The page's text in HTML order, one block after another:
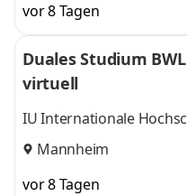
vor 8 Tagen
Duales Studium
virtuell
IU Internationale
Mannheim
vor 8 Tagen